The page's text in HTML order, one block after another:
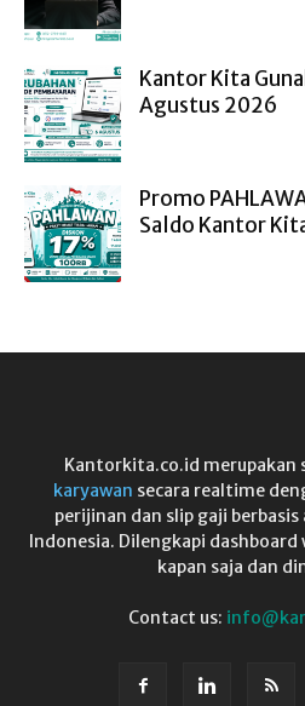
Kantor Kita
Agustus 2026
Promo
Saldo Kantor
Kantorkita.co.id merupakan
karyawan secara realtime
perijinan dan slip gaji
Indonesia. Dilengkapi
kapan saja dan
Contact us: